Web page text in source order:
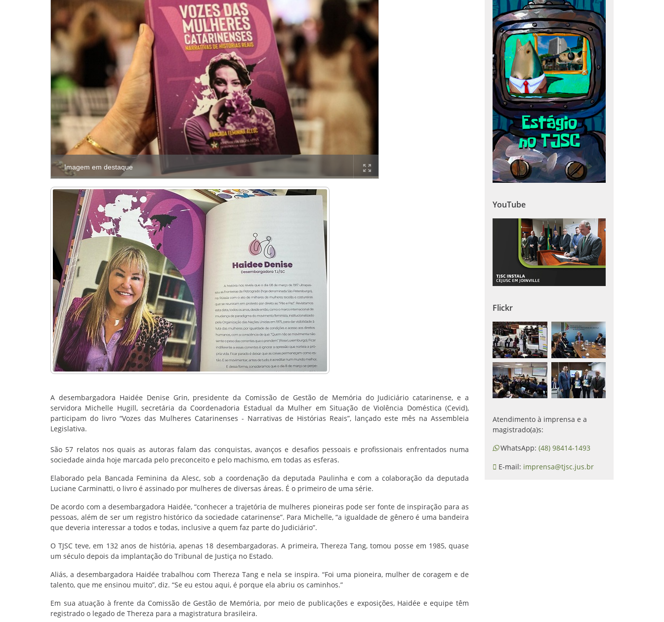
Imagem em destaque
A desembargadora Haidée Denise Grin, presidente da Comissão de Gestão de Memória do Judiciário catarinense, e a
servidora Michelle Hugill, secretária da Coordenadoria Estadual da Mulher em Situação de Violência Doméstica (Cevid),
participam do livro “Vozes das Mulheres Catarinenses - Narrativas de Histórias Reais”, lançado este mês na Assembleia
Legislativa.
São 57 relatos nos quais as autoras falam das conquistas, avanços e desafios pessoais e profissionais enfrentados numa
sociedade ainda hoje marcada pelo preconceito e pelo machismo, em todas as esferas.
Elaborado pela Bancada Feminina da Alesc, sob a coordenação da deputada Paulinha e com a colaboração da deputada
Luciane Carminatti, o livro é assinado por mulheres de diversas áreas. É o primeiro de uma série.
De acordo com a desembargadora Haidée, “conhecer a trajetória de mulheres pioneiras pode ser fonte de inspiração para as
pessoas, além de ser um registro histórico da sociedade catarinense”. Para Michelle, “a igualdade de gênero é uma bandeira
que deveria interessar a todos e todas, inclusive a quem faz parte do Judiciário”.
O TJSC teve, em 132 anos de história, apenas 18 desembargadoras. A primeira, Thereza Tang, tomou posse em 1985, quase
um século depois da implantação do Tribunal de Justiça no Estado.
Aliás, a desembargadora Haidée trabalhou com Thereza Tang e nela se inspira. “Foi uma pioneira, mulher de coragem e de
talento, que me ensinou muito”, diz. “Se eu estou aqui, é porque ela abriu os caminhos.”
Em sua atuação à frente da Comissão de Gestão de Memória, por meio de publicações e exposições, Haidée e equipe têm
registrado o legado de Thereza para a magistratura brasileira.
YouTube
Flickr
Atendimento à imprensa e a
magistrado(a)s:
WhatsApp: (48) 98414-1493
E-mail: imprensa@tjsc.jus.br